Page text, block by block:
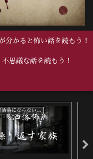
分かると怖い話を読もう！
不思議な話を読もう！